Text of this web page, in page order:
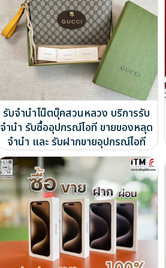
รับจำนำโน๊ตบุ๊คสวนหลวง บริการรับ
จำนำ รับซื้ออุปกรณ์ไอที ขายของหลุด
จำนำ และ รับฝากขายอุปกรณ์ไอที